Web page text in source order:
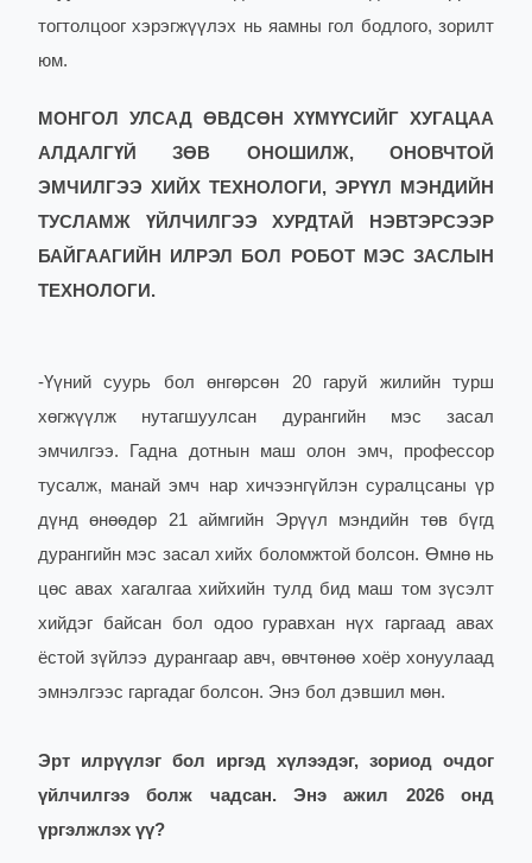
тогтолцоог хэрэгжүүлэх нь яамны гол бодлого, зорилт
юм.
МОНГОЛ УЛСАД ӨВДСӨН ХҮМҮҮСИЙГ ХУГАЦАА
АЛДАЛГҮЙ ЗӨВ ОНОШИЛЖ, ОНОВЧТОЙ
ЭМЧИЛГЭЭ ХИЙХ ТЕХНОЛОГИ, ЭРҮҮЛ МЭНДИЙН
ТУСЛАМЖ ҮЙЛЧИЛГЭЭ ХУРДТАЙ НЭВТЭРСЭЭР
БАЙГААГИЙН ИЛРЭЛ БОЛ РОБОТ МЭС ЗАСЛЫН
ТЕХНОЛОГИ.
-Үүний суурь бол өнгөрсөн 20 гаруй жилийн турш
хөгжүүлж нутагшуулсан дурангийн мэс засал
эмчилгээ. Гадна дотнын маш олон эмч, профессор
тусалж, манай эмч нар хичээнгүйлэн суралцсаны үр
дүнд өнөөдөр 21 аймгийн Эрүүл мэндийн төв бүгд
дурангийн мэс засал хийх боломжтой болсон. Өмнө нь
цөс авах хагалгаа хийхийн тулд бид маш том зүсэлт
хийдэг байсан бол одоо гуравхан нүх гаргаад авах
ёстой зүйлээ дурангаар авч, өвчтөнөө хоёр хонуулаад
эмнэлгээс гаргадаг болсон. Энэ бол дэвшил мөн.
Эрт илрүүлэг бол иргэд хүлээдэг, зориод очдог
үйлчилгээ болж чадсан. Энэ ажил 2026 онд
үргэлжлэх үү?